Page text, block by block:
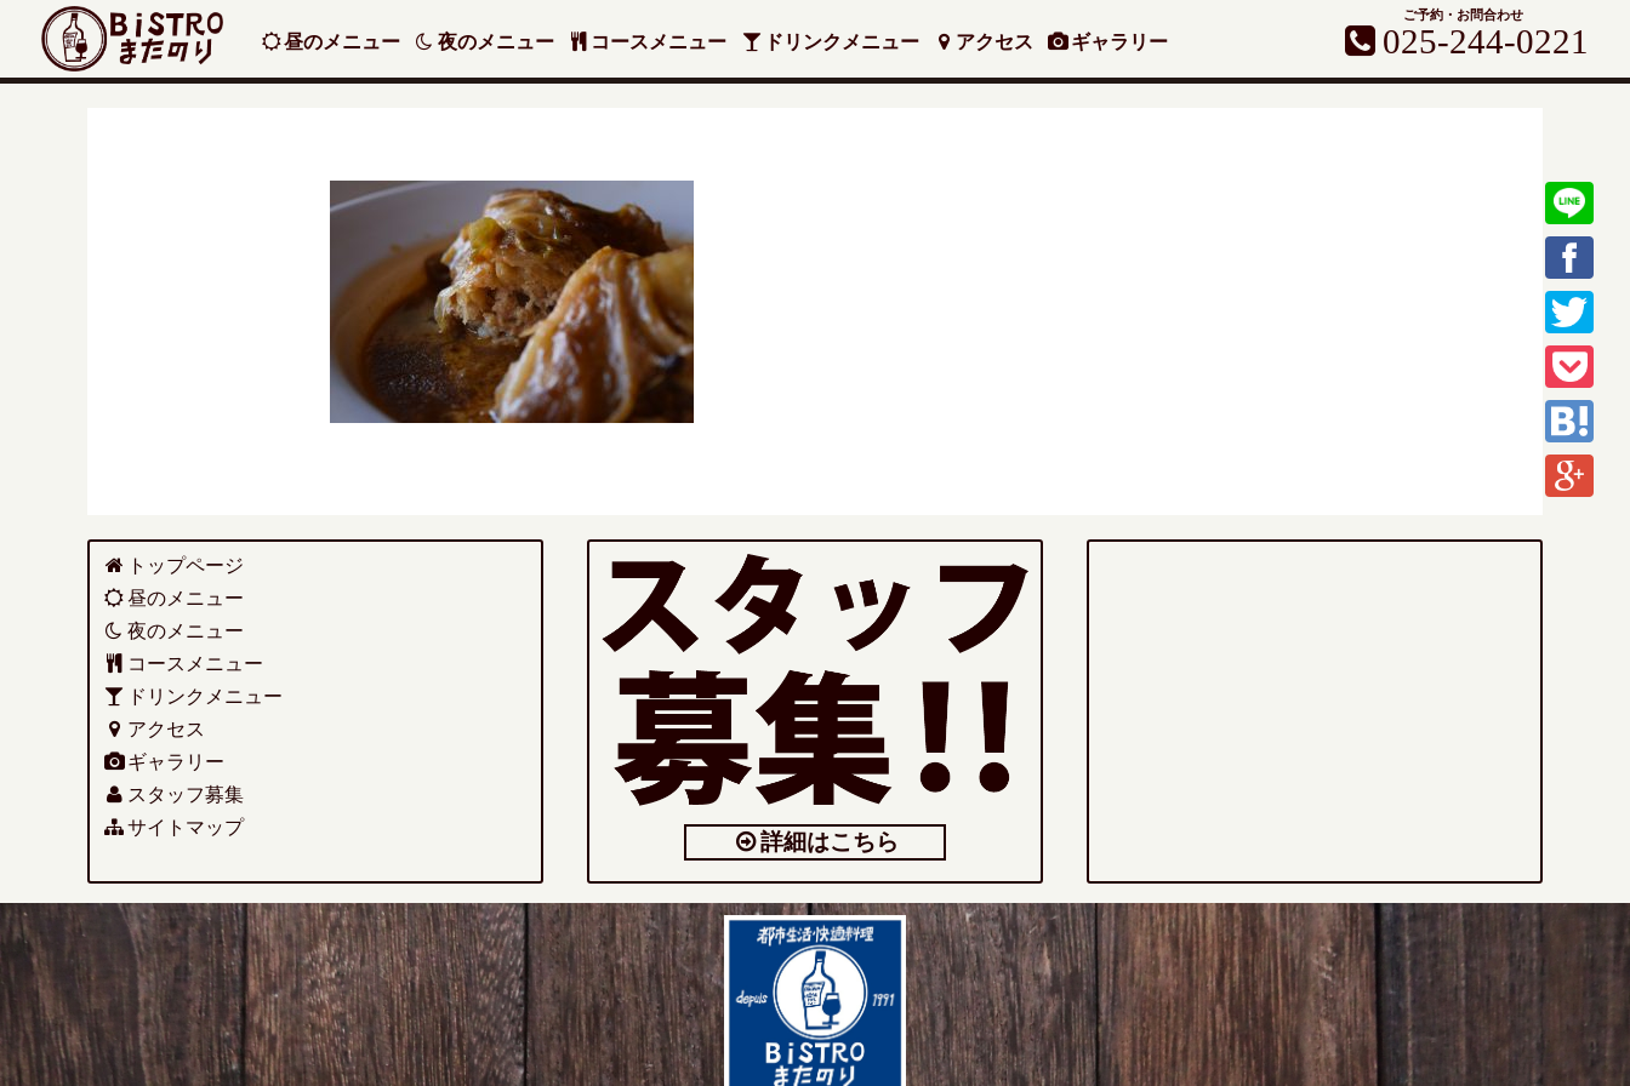
ご予約・お問合わせ
025-244-0221
ギャラリー
アクセス
ドリンクメニュー
コースメニュー
夜のメニュー
昼のメニュー
トップページ
昼のメニュー
夜のメニュー
コースメニュー
ドリンクメニュー
アクセス
ギャラリー
スタッフ募集
サイトマップ
詳細はこちら